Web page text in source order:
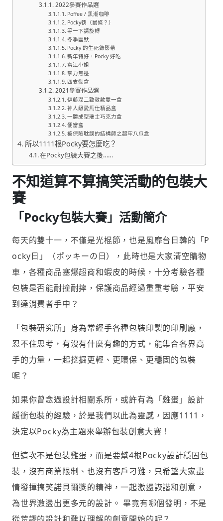
2022參賽作品選
Poffee / 黑潮咖啡
Pocky筷（鼠條？）
等一下請旋轉
冬季幽默
Pocky 的生死錄影帶
新年特好，Pocky 好吃
富江小姐
掌力無邊
四支御盒
2021參賽作品選
伊藤潤二致敬款雙一盒
神人級愛馬仕精品盒
一體成型瑞士巧克力盒
便當盒
被保險耽誤的結構師之超牢八爪盒
所以1111根Pocky要怎麼吃？
在Pocky包裝大賽之後……
不知道算不算搞笑活動的包裝大
賽
「Pocky包裝大賽」活動簡介
每天的雙十一，不僅是光棍節，也是風靡台日韓的「P
ocky日」（ポッキーの日），此時也是大家清空購物
車，各種商品塞爆超商和蝦皮的時候，十分考驗各種
包裝是否能耐撞耐摔，保護商品經過重重考驗，平安
到達消費者手中？
「包裝研究所」身為常經手各種包裝印製的印刷廠，
忍不住思考，有沒有什麼有趣的方式，能集合各界高
手的力量，一起挖掘更輕、更環保、更穩固的包裝
呢？
如果你曾念過設計相關系所，或許有為「雞蛋」設計
緩衝包裝的經驗，於是我們以此為靈感，因應1111，
決定以Pocky為主題來舉辦包裝創意大賽！
但這次不是包裝雞蛋，而是要幫4根Pocky設計穩固包
裝，沒有商業限制、也沒有客戶刁難，只希望大家盡
情發揮搞笑諾貝爾獎的精神，一起激盪詼諧和創意，
為世界激盪出更多元的設計。 畢竟有哪個發明，不是